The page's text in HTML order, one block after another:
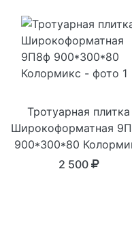
Тротуарная плитка
Широкоформатная
900*300*80
2 500